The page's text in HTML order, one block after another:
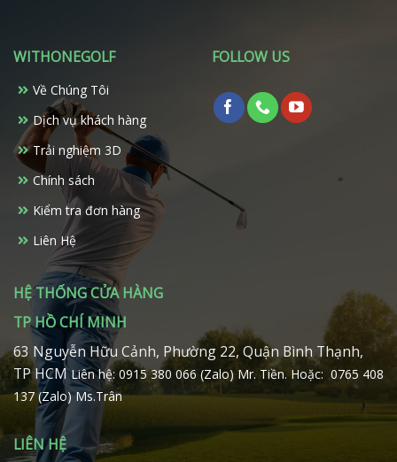
WITHONEGOLF
Về Chúng Tôi
Dịch vụ khách hàng
Trải nghiệm 3D
Chính sách
Kiểm tra đơn hàng
Liên Hệ
FOLLOW US
HỆ THỐNG CỬA HÀNG
TP HỒ CHÍ MINH
63 Nguyễn Hữu Cảnh, Phường 22, Quận Bình Thạnh,
TP HCMLiên hệ: 0915 380 066 (Zalo) Mr. Tiền.Hoặc: 0765 408
137 (Zalo) Ms.Trân
LIÊN HỆ